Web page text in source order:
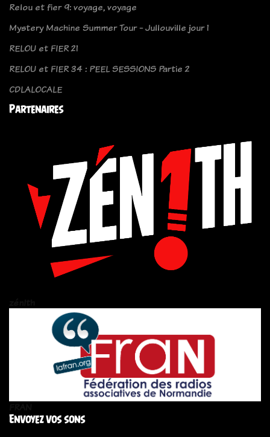
Relou et fier 9: voyage, voyage
Mystery Machine Summer Tour - Jullouville jour 1
RELOU et FIER 21
RELOU et FIER 34 : PEEL SESSIONS Partie 2
CDLALOCALE
Partenaires
Envoyez vos sons